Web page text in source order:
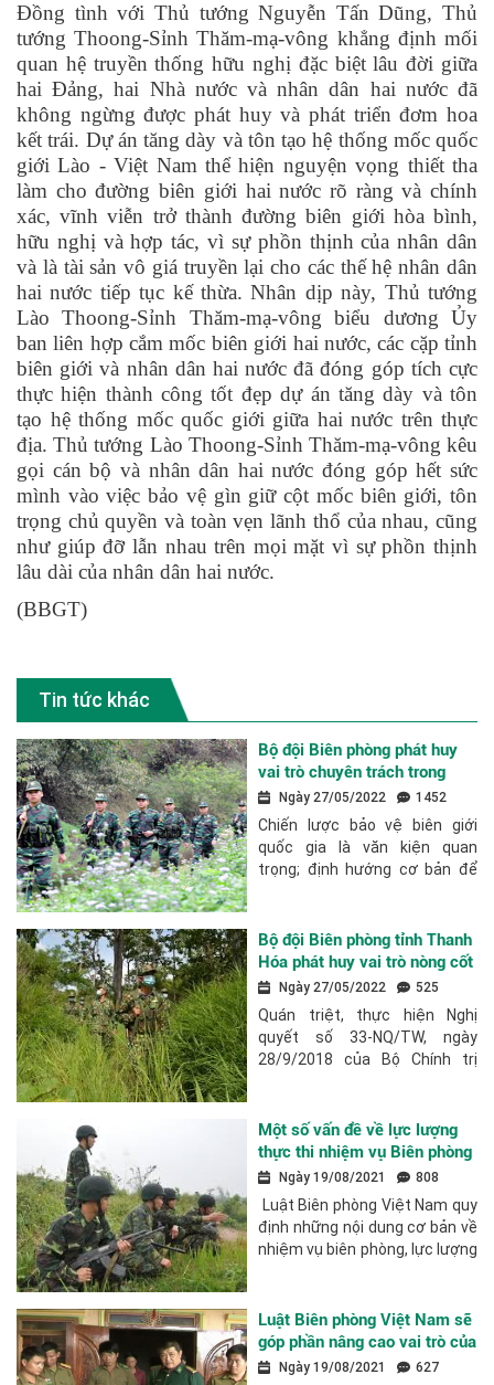
Đồng tình với Thủ tướng Nguyễn Tấn Dũng, Thủ
tướng Thoong-Sỉnh Thăm-mạ-vông khẳng định mối
quan hệ truyền thống hữu nghị đặc biệt lâu đời giữa
hai Đảng, hai Nhà nước và nhân dân hai nước đã
không ngừng được phát huy và phát triển đơm hoa
kết trái. Dự án tăng dày và tôn tạo hệ thống mốc quốc
giới Lào - Việt Nam thể hiện nguyện vọng thiết tha
làm cho đường biên giới hai nước rõ ràng và chính
xác, vĩnh viễn trở thành đường biên giới hòa bình,
hữu nghị và hợp tác, vì sự phồn thịnh của nhân dân
và là tài sản vô giá truyền lại cho các thế hệ nhân dân
hai nước tiếp tục kế thừa. Nhân dịp này, Thủ tướng
Lào Thoong-Sỉnh Thăm-mạ-vông biểu dương Ủy
ban liên hợp cắm mốc biên giới hai nước, các cặp tỉnh
biên giới và nhân dân hai nước đã đóng góp tích cực
thực hiện thành công tốt đẹp dự án tăng dày và tôn
tạo hệ thống mốc quốc giới giữa hai nước trên thực
địa. Thủ tướng Lào Thoong-Sỉnh Thăm-mạ-vông kêu
gọi cán bộ và nhân dân hai nước đóng góp hết sức
mình vào việc bảo vệ gìn giữ cột mốc biên giới, tôn
trọng chủ quyền và toàn vẹn lãnh thổ của nhau, cũng
như giúp đỡ lẫn nhau trên mọi mặt vì sự phồn thịnh
lâu dài của nhân dân hai nước.
(BBGT)
Tin tức khác
Bộ đội Biên phòng phát huy
vai trò chuyên trách trong
thực hiện chiến lược bảo vệ
biên giới quốc gia
Ngày 27/05/2022 1452
Chiến lược bảo vệ biên giới
quốc gia là văn kiện quan
trọng; định hướng cơ bản để
nhiệm vụ bảo vệ chủ quyền
lãnh thổ, biên giới...
Bộ đội Biên phòng tỉnh Thanh
Hóa phát huy vai trò nòng cốt
xây dựng nền Biên phòng
toàn dân vững mạnh
Ngày 27/05/2022 525
Quán triệt, thực hiện Nghị
quyết số 33-NQ/TW, ngày
28/9/2018 của Bộ Chính trị
phòng tỉnh Thanh Hóa đã và
đang phát huy vai trò...
Một số vấn đề về lực lượng
thực thi nhiệm vụ Biên phòng
trong Luật Biên phòng Việt
Nam
Ngày 19/08/2021 808
Luật Biên phòng Việt Nam quy
định những nội dung cơ bản về
nhiệm vụ biên phòng, lực lượng
biên phòng; lực lượng Bộ đội...
Luật Biên phòng Việt Nam sẽ
góp phần nâng cao vai trò của
lực lượng Biên phòng trong
Ngày 19/08/2021 627